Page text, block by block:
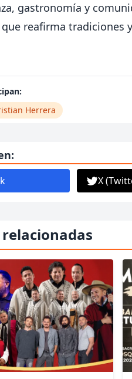
gastronomía y
reafirma tradiciones
Herrera
X